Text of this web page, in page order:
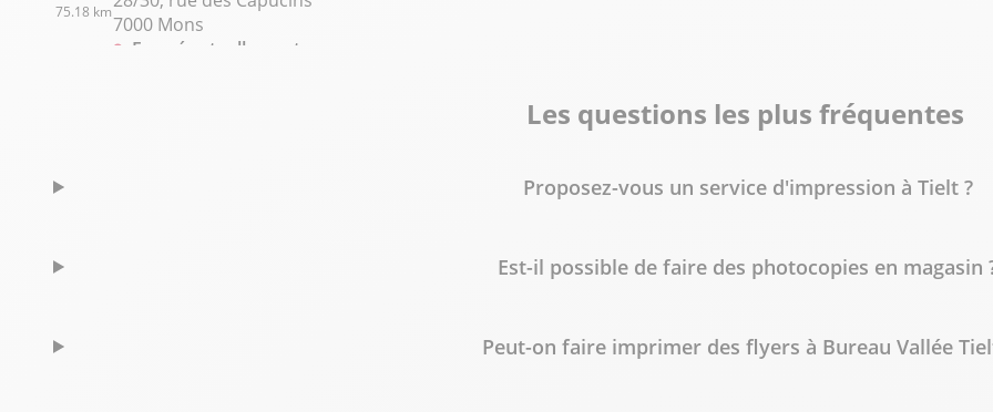
75.18 km
7000 Mons
Fermé actuellement
Les questions les plus fréquentes
Proposez-vous un service d'impression à Tielt ?
Est-il possible de faire des photocopies en magasin
Peut-on faire imprimer des flyers à Bureau Vallée